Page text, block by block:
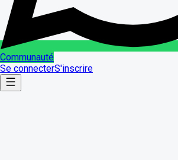
Communauté
Se connecterS'inscrire